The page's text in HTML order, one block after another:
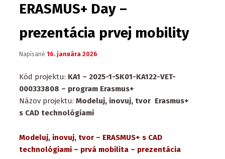
ERASMUS+ Day –
prezentácia prvej mobility
Napísané16. januára 2026
Kód projektu: KA1 – 2025-1-SK01-KA122-VET-
000333808 – program Erasmus+
Názov projektu:Modeluj, inovuj, tvor Erasmus+
s CAD technológiami
Modeluj, inovuj, tvor – ERASMUS+ s CAD
technológiami – prvá mobilita – prezentácia